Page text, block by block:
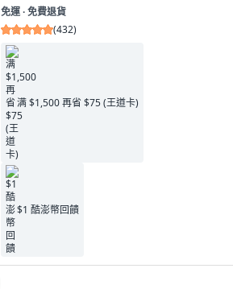
免運 ∙ 免費退貨
(432)
满 $1,500 再省 $75 (王道卡)
$1 酷澎幣回饋